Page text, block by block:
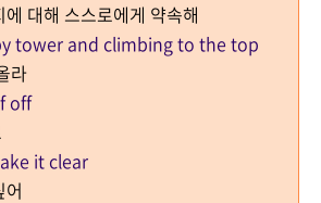
대해 스스로에게 약속해
tower and climbing to the top
라
off
it clear
어